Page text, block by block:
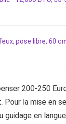
pose libre, 60
200-250
la mise en
en